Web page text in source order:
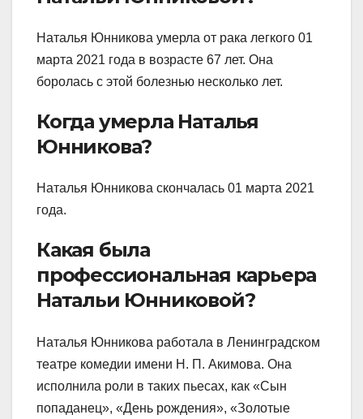
Наталья Юнникова умерла от рака легкого 01
марта 2021 года в возрасте 67 лет. Она
боролась с этой болезнью несколько лет.
Когда умерла Наталья
Юнникова?
Наталья Юнникова скончалась 01 марта 2021
года.
Какая была
профессиональная карьера
Натальи Юнниковой?
Наталья Юнникова работала в Ленинградском
театре комедии имени Н. П. Акимова. Она
исполнила роли в таких пьесах, как «Сын
попаданец», «День рождения», «Золотые